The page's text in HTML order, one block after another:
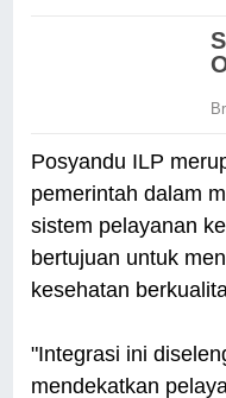
Posyandu ILP
pemerintah dalam
sistem pelayanan
bertujuan untuk
kesehatan
"Integrasi ini
mendekatkan